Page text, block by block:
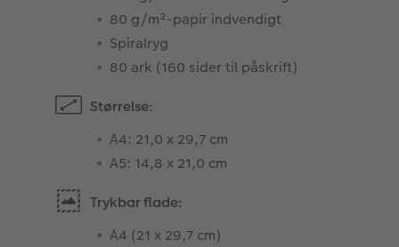
80 g/m²-papir indvendigt
Spiralryg
80 ark (160 sider til påskrift)
Størrelse:
A4: 21,0 x 29,7 cm
A5: 14,8 x 21,0 cm
Trykbar flade:
A4 (21 x 29,7 cm)